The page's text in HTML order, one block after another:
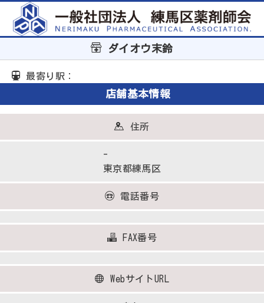
ダイオウ末鈴
最寄り駅：
店舗基本情報
住所
-
東京都練馬区
電話番号
FAX番号
WebサイトURL